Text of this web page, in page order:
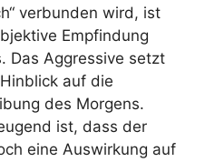
verbunden wird, ist
Empfindung
Das Aggressive setzt
auf die
des Morgens.
ist, dass der
eine Auswirkung auf